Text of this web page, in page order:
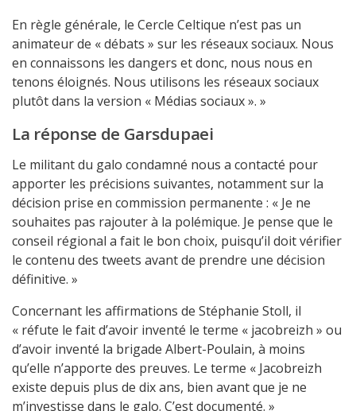
En règle générale, le Cercle Celtique n’est pas un
animateur de « débats » sur les réseaux sociaux. Nous
en connaissons les dangers et donc, nous nous en
tenons éloignés. Nous utilisons les réseaux sociaux
plutôt dans la version « Médias sociaux ». »
La réponse de Garsdupaei
Le militant du galo condamné nous a contacté pour
apporter les précisions suivantes, notamment sur la
décision prise en commission permanente : « Je ne
souhaites pas rajouter à la polémique. Je pense que le
conseil régional a fait le bon choix, puisqu’il doit vérifier
le contenu des tweets avant de prendre une décision
définitive. »
Concernant les affirmations de Stéphanie Stoll, il
« réfute le fait d’avoir inventé le terme « jacobreizh » ou
d’avoir inventé la brigade Albert-Poulain, à moins
qu’elle n’apporte des preuves. Le terme « Jacobreizh
existe depuis plus de dix ans, bien avant que je ne
m’investisse dans le galo. C’est documenté. »